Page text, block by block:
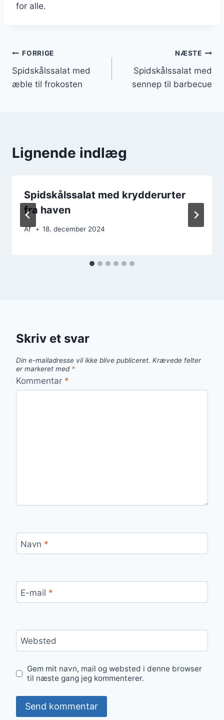
for alle.
Indlægsnavigation
FORRIGE
Spidskålssalat med
æble til frokosten
NÆSTE
Spidskålssalat med
sennep til barbecue
Lignende indlæg
Spidskålssalat med krydderurter
fra haven
Af 18. december 2024
Skriv et svar
Din e-mailadresse vil ikke blive publiceret. Krævede felter
er markeret med *
Kommentar *
Navn *
E-mail *
Websted
Gem mit navn, mail og websted i denne browser
til næste gang jeg kommenterer.